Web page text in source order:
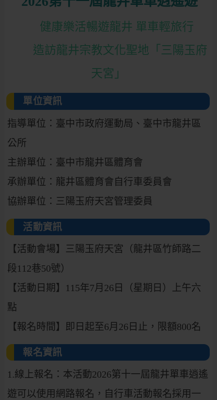
健康樂活暢遊龍井 單車輕旅行
造訪龍井宗教文化聖地「三陽玉府
天宮」
單位資訊
指導單位：臺中市政府運動局、臺中市龍井區
公所
主辦單位：臺中市龍井區體育會
承辦單位：龍井區體育會自行車委員會
協辦單位：三陽玉府天宮管理委員
活動資訊
【活動會場】三陽玉府天宮（龍井區竹師路二
段112巷50號）
【活動日期】115年7月26日（星期日）上午六
點
【報名時間】即日起至6月26日止，限額800名
報名資訊
1.線上報名：本活動2026第十一屆龍井單車逍遙
遊可以使用網路報名， 自行車活動報名採用一